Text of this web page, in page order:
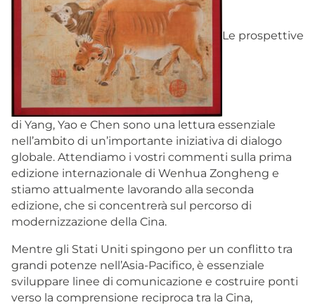
Le prospettive
di Yang, Yao e Chen sono una lettura essenziale
nell’ambito di un’importante iniziativa di dialogo
globale. Attendiamo i vostri commenti sulla prima
edizione internazionale di Wenhua Zongheng e
stiamo attualmente lavorando alla seconda
edizione, che si concentrerà sul percorso di
modernizzazione della Cina.
Mentre gli Stati Uniti spingono per un conflitto tra
grandi potenze nell’Asia-Pacifico, è essenziale
sviluppare linee di comunicazione e costruire ponti
verso la comprensione reciproca tra la Cina,